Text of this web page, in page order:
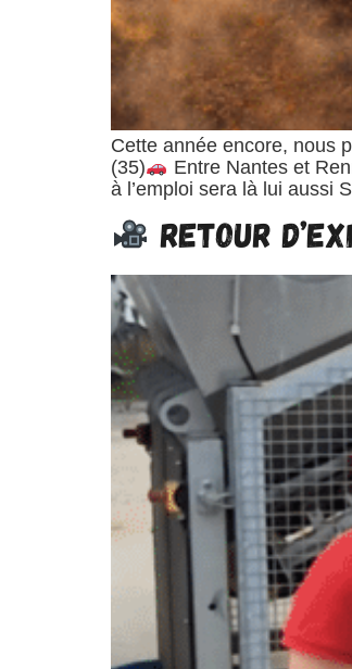
Cette année encore, nous
(35)
Entre Nantes et
à l’emploi sera là lui aussi
RETOUR